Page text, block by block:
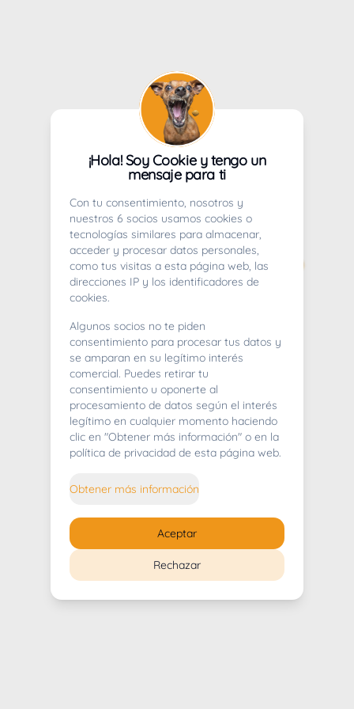
404
Whoops! Lo sentimos mucho.
¡Hola! Soy Cookie y tengo un
mensaje para ti
Con tu consentimiento, nosotros y
nuestros 6 socios usamos cookies o
tecnologías similares para almacenar,
acceder y procesar datos personales,
como tus visitas a esta página web, las
direcciones IP y los identificadores de
cookies.
Algunos socios no te piden
consentimiento para procesar tus datos y
se amparan en su legítimo interés
comercial. Puedes retirar tu
consentimiento u oponerte al
procesamiento de datos según el interés
legítimo en cualquier momento haciendo
clic en "Obtener más información" o en la
política de privacidad de esta página web.
Obtener más información
Rechazar
Aceptar